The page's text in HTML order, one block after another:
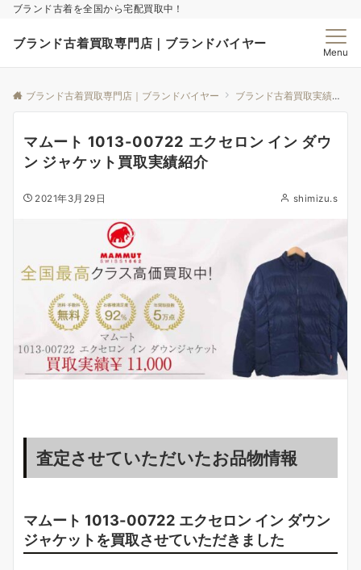
ブランド古着を全国から宅配買取中！
ブランド古着買取専門店｜ブランドバイヤー
Menu
ブランド古着買取専門店｜ブランドバイヤー ブランド古着買取実績｜ブランドバイヤー
マムート 1013-00722 エクセロン イン ダウ
ン ジャケット買取実績紹介
2021年3月29日 shimizu.s
査定させていただいたお品物情報
マムート 1013-00722 エクセロン イン ダウン
ジャケットを買取させていただきました